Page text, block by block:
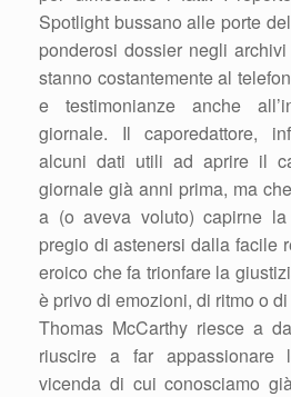
Spotlight bussano alle porte
ponderosi dossier negli
stanno costantemente al
e testimonianze anche
giornale. Il caporedattore,
alcuni dati utili ad aprire il
giornale già anni prima, ma
a (o aveva voluto) capirne
pregio di astenersi dalla facile
eroico che fa trionfare la
è privo di emozioni, di ritmo o
Thomas McCarthy riesce a
riuscire a far appassionare
vicenda di cui conosciamo